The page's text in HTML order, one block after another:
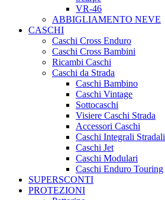
VR-46
ABBIGLIAMENTO NEVE
CASCHI
Caschi Cross Enduro
Caschi Cross Bambini
Ricambi Caschi
Caschi da Strada
Caschi Bambino
Caschi Vintage
Sottocaschi
Visiere Caschi Strada
Accessori Caschi
Caschi Integrali Stradali
Caschi Jet
Caschi Modulari
Caschi Enduro Touring
SUPERSCONTI
PROTEZIONI